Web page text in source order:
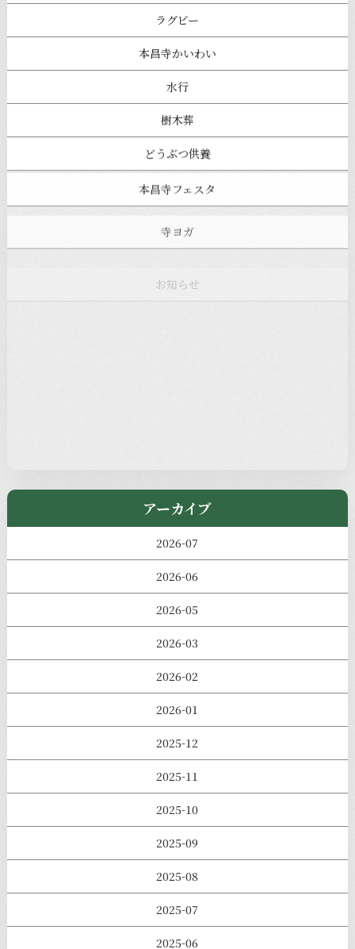
ラグビー
本昌寺かいわい
水行
樹木葬
どうぶつ供養
本昌寺フェスタ
お知らせ
注目の記事
アーカイブ
2026-07
2026-06
2026-05
2026-03
2026-02
2026-01
2025-12
2025-11
2025-10
2025-09
2025-08
2025-07
2025-06